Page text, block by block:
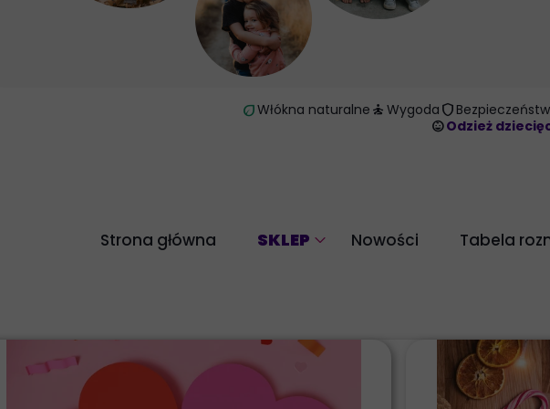
Strona główna SKLEP
Komplety
Nowości Tabela
ecoWłókna naturalne self_improvement Wygoda shield
child_careOdzież